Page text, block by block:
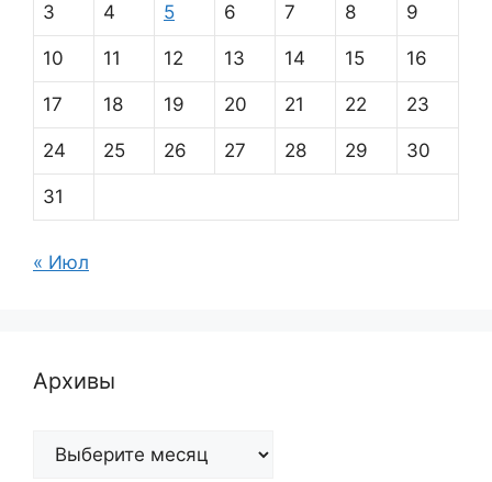
3 4 5 6 7 8 9
10 11 12 13 14 15 16
17 18 19 20 21 22 23
24 25 26 27 28 29 30
31
« Июл
Архивы
Архивы